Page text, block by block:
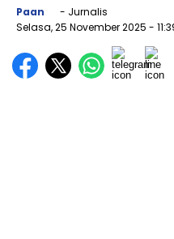
Paan
- Jurnalis
Selasa, 25 November 2025 -